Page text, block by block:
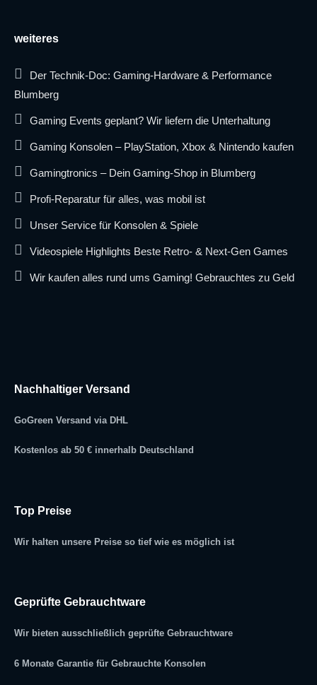
weiteres
Der Technik-Doc: Gaming-Hardware & Performance
Blumberg
Gaming Events geplant? Wir liefern die Unterhaltung
Gaming Konsolen – PlayStation, Xbox & Nintendo kaufen
Gamingtronics – Dein Gaming-Shop in Blumberg
Profi-Reparatur für alles, was mobil ist
Unser Service für Konsolen & Spiele
Videospiele Highlights Beste Retro- & Next-Gen Games
Wir kaufen alles rund ums Gaming! Gebrauchtes zu Geld
Nachhaltiger Versand
GoGreen Versand via DHL
Kostenlos ab 50 € innerhalb Deutschland
Top Preise
Wir halten unsere Preise so tief wie es möglich ist
Geprüfte Gebrauchtware
Wir bieten ausschließlich geprüfte Gebrauchtware
6 Monate Garantie für Gebrauchte Konsolen